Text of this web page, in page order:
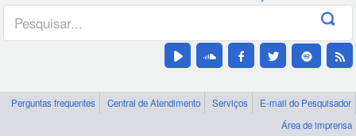
Canais
Perguntas frequentes Central de Atendimento Serviços
E-mail do Pesquisador
Área de imprensa